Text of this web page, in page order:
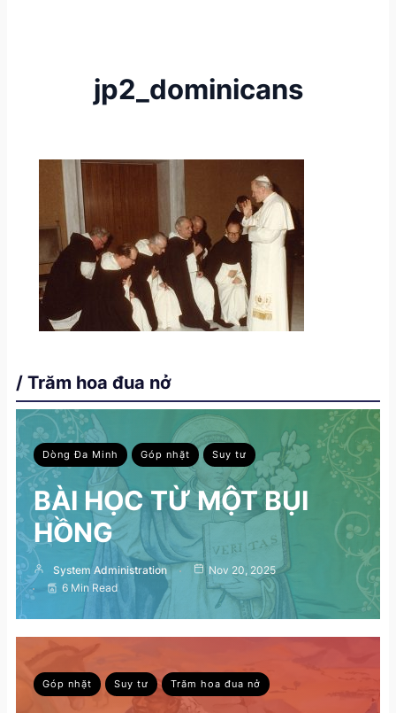
jp2_dominicans
/ Trăm hoa đua nở
Dòng Đa Minh Góp nhặt Suy tư
BÀI HỌC TỪ MỘT BỤI
HỒNG
System Administration
Nov 20, 2025
6 Min Read
Góp nhặt Suy tư Trăm hoa đua nở